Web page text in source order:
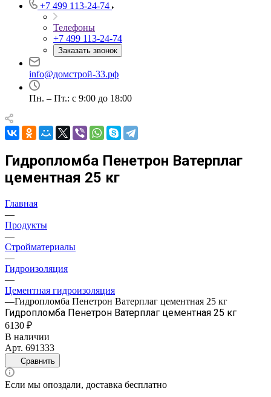
+7 499 113-24-74
Телефоны
+7 499 113-24-74
Заказать звонок
info@домстрой-33.рф
Пн. – Пт.: с 9:00 до 18:00
Гидропломба Пенетрон Ватерплаг
цементная 25 кг
Главная
—
Продукты
—
Стройматериалы
—
Гидроизоляция
—
Цементная гидроизоляция
—Гидропломба Пенетрон Ватерплаг цементная 25 кг
Гидропломба Пенетрон Ватерплаг цементная 25 кг
6130 ₽
В наличии
Арт. 691333
Сравнить
Если мы опоздали, доставка бесплатно